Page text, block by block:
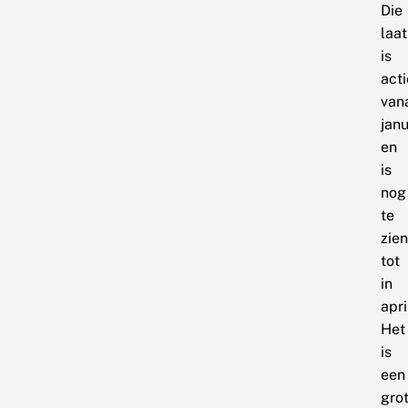
Die
is
en
is
nog
te
zien
tot
in
Het
is
een